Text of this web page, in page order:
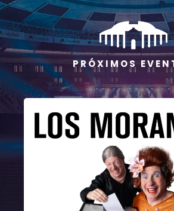
P R Ó X I M O S E V E N